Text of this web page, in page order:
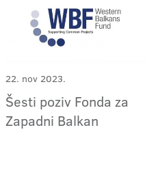
22. nov 2023.
Šesti poziv Fonda za
Zapadni Balkan